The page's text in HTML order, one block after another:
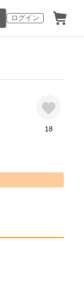
ログイン
18